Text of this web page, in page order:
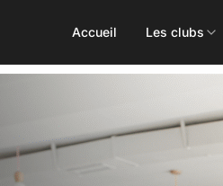
Accueil Les clubs